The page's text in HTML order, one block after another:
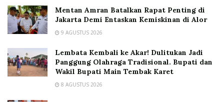
Mentan Amran Batalkan Rapat Penting di
Jakarta Demi Entaskan Kemiskinan di Alor
9 AGUSTUS 2026
Lembata Kembali ke Akar! Dulitukan Jadi
Panggung Olahraga Tradisional. Bupati dan
Wakil Bupati Main Tembak Karet
8 AGUSTUS 2026